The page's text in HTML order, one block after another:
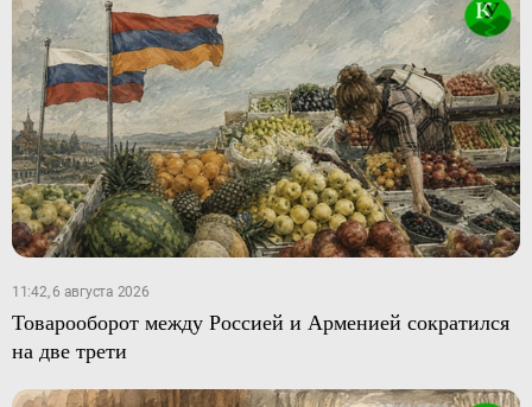
11:42, 6 августа 2026
Товарооборот между Россией и Арменией сократился
на две трети